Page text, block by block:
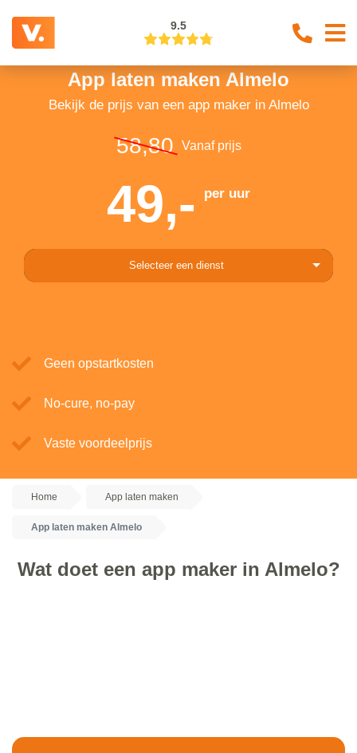
9.5
App laten maken Almelo
Bekijk de prijs van een app maker in Almelo
58,80 Vanaf prijs
49,- per uur
Selecteer een dienst
Geen opstartkosten
No-cure, no-pay
Vaste voordeelprijs
Home App laten maken
App laten maken Almelo
Wat doet een app maker in Almelo?